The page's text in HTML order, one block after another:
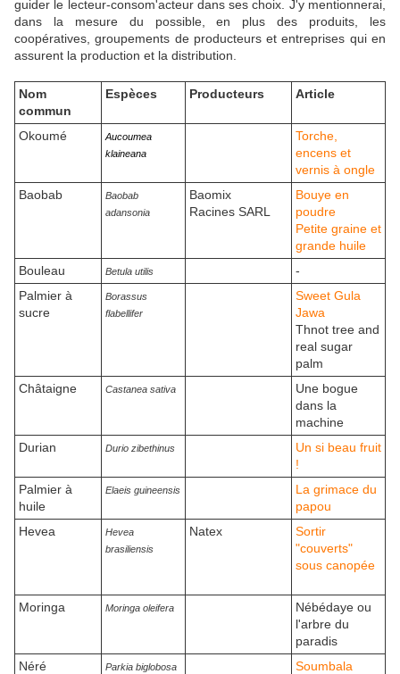
guider le lecteur-consom'acteur dans ses choix. J'y mentionnerai,
dans la mesure du possible, en plus des produits, les
coopératives, groupements de producteurs et entreprises qui en
assurent la production et la distribution.
Nom
commun
Espèces Producteurs Article
Okoumé
Aucoumea
klaineana
Torche,
encens et
vernis à ongle
Baobab
Baobab
adansonia
Baomix
Racines SARL
Bouye en
poudre
Petite graine et
grande huile
Bouleau
Betula utilis
-
Palmier à
sucre
Borassus
flabellifer
Sweet Gula
Jawa
Thnot tree and
real sugar
palm
Châtaigne
Castanea sativa
Une bogue
dans la
machine
Durian
Durio zibethinus
Un si beau fruit
!
Palmier à
huile
Elaeis guineensis
La grimace du
papou
Hevea
Hevea
brasiliensis
Natex
Sortir
"couverts"
sous canopée
Moringa Moringa oleifera
Nébédaye ou
l'arbre du
paradis
Néré
Parkia biglobosa
Soumbala